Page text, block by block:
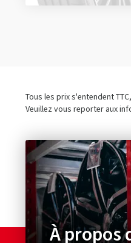
Tous les prix s'entendent
Veuillez vous reporter aux
À propos